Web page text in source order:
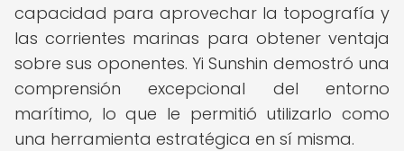
capacidad para aprovechar la topografía y
las corrientes marinas para obtener ventaja
sobre sus oponentes. Yi Sunshin demostró una
comprensión excepcional del entorno
marítimo, lo que le permitió utilizarlo como
una herramienta estratégica en sí misma.